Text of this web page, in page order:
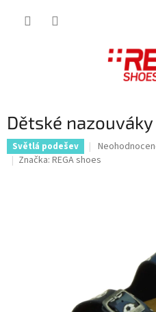
Dětské nazouváky
Světlá podešev
Průměrné
hodnocení
Značka: REGA shoes